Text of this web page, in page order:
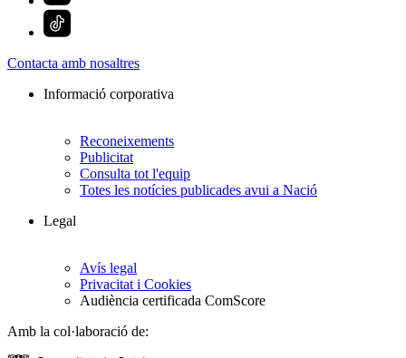
Contacta amb nosaltres
Informació corporativa
Reconeixements
Publicitat
Consulta tot l'equip
Totes les notícies publicades avui a Nació
Legal
Avís legal
Privacitat i Cookies
Audiència certificada ComScore
Amb la col·laboració de: